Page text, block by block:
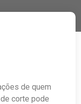
de quem
corte pode